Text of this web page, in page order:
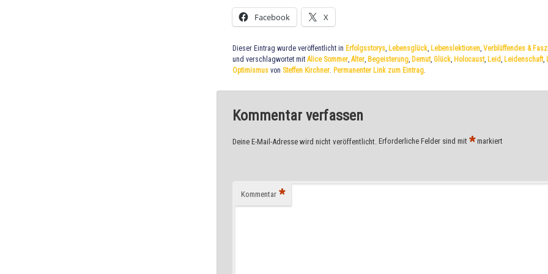
Facebook X
Dieser Eintrag wurde veröffentlicht in Erfolgsstorys, Lebensglück, Lebenslektionen, Verblüffendes &
und verschlagwortet mit Alice Sommer, Alter, Begeisterung, Demut, Glück, Holocaust, Leid Leidenschaft,
Optimismusvon Steffen Kirchner. Permanenter Link zum Eintrag.
Kommentar verfassen
Deine E-Mail-Adresse wird nicht veröffentlicht. Erforderliche Felder sind mit *markiert
Kommentar *